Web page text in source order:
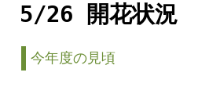
5/26 開花状況
今年度の見頃